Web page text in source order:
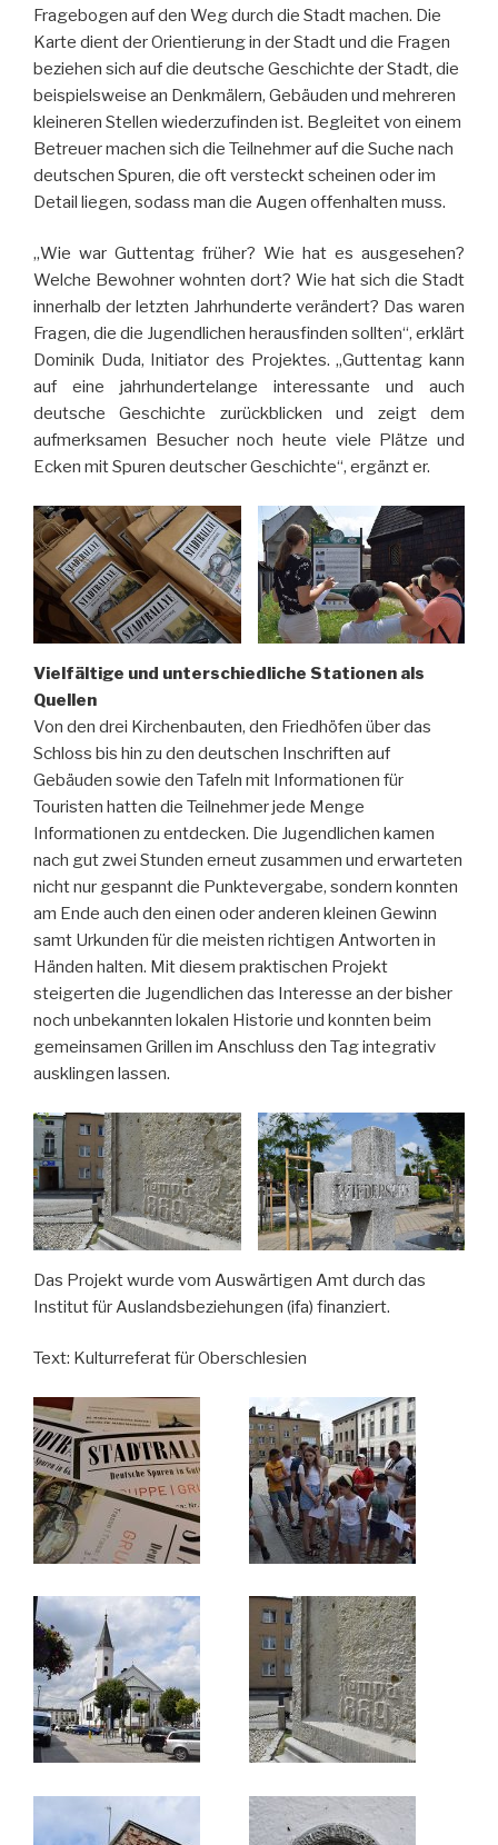
Fragebogen auf den Weg durch die Stadt machen. Die
Karte dient der Orientierung in der Stadt und die Fragen
beziehen sich auf die deutsche Geschichte der Stadt, die
beispielsweise an Denkmälern, Gebäuden und mehreren
kleineren Stellen wiederzufinden ist. Begleitet von einem
Betreuer machen sich die Teilnehmer auf die Suche nach
deutschen Spuren, die oft versteckt scheinen oder im
Detail liegen, sodass man die Augen offenhalten muss.
„Wie war Guttentag früher? Wie hat es ausgesehen?
Welche Bewohner wohnten dort? Wie hat sich die Stadt
innerhalb der letzten Jahrhunderte verändert? Das waren
Fragen, die die Jugendlichen herausfinden sollten“, erklärt
Dominik Duda, Initiator des Projektes. „Guttentag kann
auf eine jahrhundertelange interessante und auch
deutsche Geschichte zurückblicken und zeigt dem
aufmerksamen Besucher noch heute viele Plätze und
Ecken mit Spuren deutscher Geschichte“, ergänzt er.
Vielfältige und unterschiedliche Stationen als
Quellen
Von den drei Kirchenbauten, den Friedhöfen über das
Schloss bis hin zu den deutschen Inschriften auf
Gebäuden sowie den Tafeln mit Informationen für
Touristen hatten die Teilnehmer jede Menge
Informationen zu entdecken. Die Jugendlichen kamen
nach gut zwei Stunden erneut zusammen und erwarteten
nicht nur gespannt die Punktevergabe, sondern konnten
am Ende auch den einen oder anderen kleinen Gewinn
samt Urkunden für die meisten richtigen Antworten in
Händen halten. Mit diesem praktischen Projekt
steigerten die Jugendlichen das Interesse an der bisher
noch unbekannten lokalen Historie und konnten beim
gemeinsamen Grillen im Anschluss den Tag integrativ
ausklingen lassen.
Das Projekt wurde vom Auswärtigen Amt durch das
Institut für Auslandsbeziehungen (ifa) finanziert.
Text: Kulturreferat für Oberschlesien